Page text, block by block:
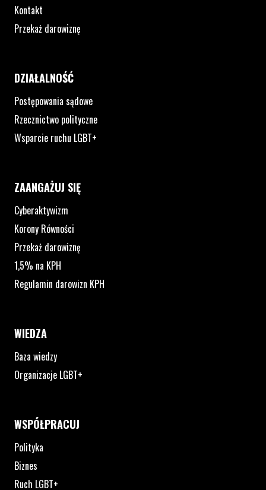
Kontakt
Przekaż darowiznę
DZIAŁALNOŚĆ
Postępowania sądowe
Rzecznictwo polityczne
Wsparcie ruchu LGBT+
ZAANGAŻUJ SIĘ
Cyberaktywizm
Korony Równości
Przekaż darowiznę
1,5% na KPH
Regulamin darowizn KPH
WIEDZA
Baza wiedzy
Organizacje LGBT+
WSPÓŁPRACUJ
Polityka
Biznes
Ruch LGBT+